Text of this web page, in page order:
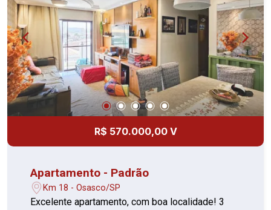
R$ 570.000,00 V
Apartamento - Padrão
Km 18 - Osasco/SP
Excelente apartamento, com boa localidade! 3